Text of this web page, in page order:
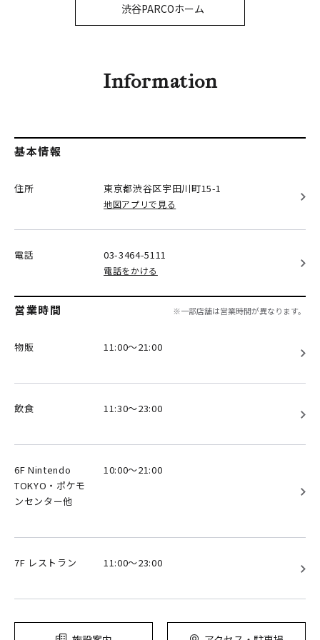
渋谷PARCOホーム
Information
基本情報
住所 東京都渋谷区宇田川町15-1
地図アプリで見る
電話 03-3464-5111
電話をかける
営業時間 ※一部店舗は営業時間が異なります。
物販 11:00～21:00
飲食 11:30～23:00
6F Nintendo
TOKYO・ポケモ
ンセンター他
10:00～21:00
7F レストラン 11:00～23:00